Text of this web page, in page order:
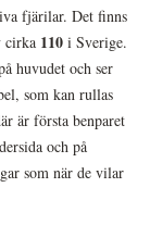
fjärilar. Det finns
cirka 110 i Sverige.
huvudet och ser
som kan rullas
är första benparet
och på
som när de vilar